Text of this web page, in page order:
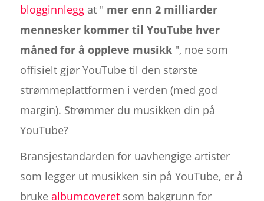
blogginnleggat " mer enn 2 milliarder
mennesker kommer til YouTube hver
måned for å oppleve musikk", noe som
offisielt gjør YouTube til den største
strømmeplattformen i verden (med god
margin). Strømmer du musikken din på
YouTube?
Bransjestandarden for uavhengige artister
som legger ut musikken sin på YouTube, er å
bruke albumcoveretsom bakgrunn for